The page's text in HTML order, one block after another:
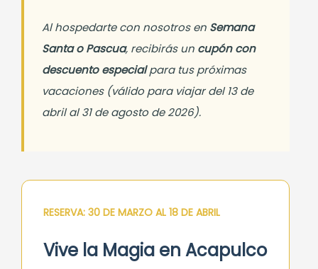
Al hospedarte con nosotros en Semana
Santa o Pascua, recibirás un cupón con
descuento especialpara tus próximas
vacaciones (válido para viajar del 13 de
abril al 31 de agosto de 2026).
RESERVA: 30 DE MARZO AL 18 DE ABRIL
Vive la Magia en Acapulco